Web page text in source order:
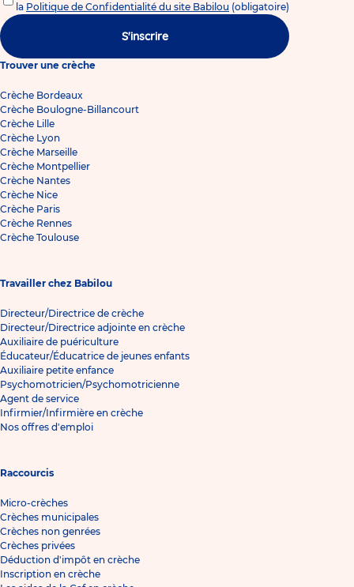
la Politique de Confidentialité du site Babilou (obligatoire)
S'inscrire
Trouver une crèche
Crèche Bordeaux
Crèche Boulogne-Billancourt
Crèche Lille
Crèche Lyon
Crèche Marseille
Crèche Montpellier
Crèche Nantes
Crèche Nice
Crèche Paris
Crèche Rennes
Crèche Toulouse
Travailler chez Babilou
Directeur/Directrice de crèche
Directeur/Directrice adjointe en crèche
Auxiliaire de puériculture
Éducateur/Éducatrice de jeunes enfants
Auxiliaire petite enfance
Psychomotricien/Psychomotricienne
Agent de service
Infirmier/Infirmière en crèche
Nos offres d'emploi
Raccourcis
Micro-crèches
Crèches municipales
Crèches non genrées
Crèches privées
Déduction d'impôt en crèche
Inscription en crèche